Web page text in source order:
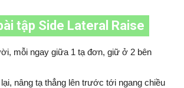
tập Side Lateral Raise
mỗi ngay giữa 1 tạ đơn, giữ ở 2 bên
nâng tạ thẳng lên trước tới ngang chiều